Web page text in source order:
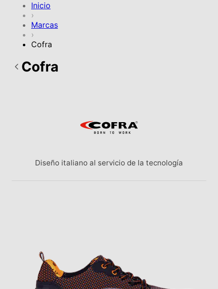
Inicio
›
Marcas
›
Cofra
Cofra
Diseño italiano al servicio de la tecnología